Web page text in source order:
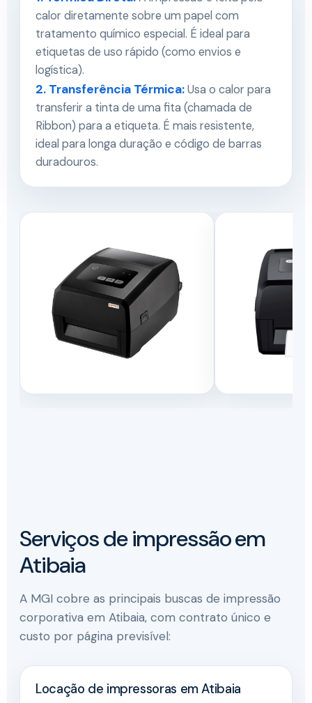
calor diretamente sobre um papel com
tratamento químico especial. É ideal para
etiquetas de uso rápido (como envios e
logística).
2. Transferência Térmica:Usa o calor para
transferir a tinta de uma fita (chamada de
Ribbon) para a etiqueta. É mais resistente,
ideal para longa duração e código de barras
duradouros.
Serviços de impressão em
Atibaia
A MGI cobre as principais buscas de impressão
corporativa em Atibaia, com contrato único e
custo por página previsível:
Locação de impressoras em Atibaia